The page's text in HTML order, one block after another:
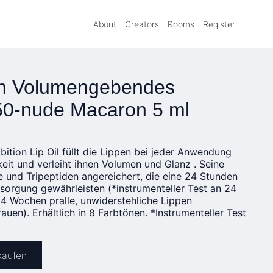
About Creators Rooms Register
Volumengebendes
nude Macaron 5 ml
Lip Oil füllt die Lippen bei jeder Anwendung
und verleiht ihnen Volumen und Glanz . Seine
und Tripeptiden angereichert, die eine 24 Stunden
gewährleisten (*instrumenteller Test an 24
Wochen pralle, unwiderstehliche Lippen
Erhältlich in 8 Farbtönen. *Instrumenteller Test